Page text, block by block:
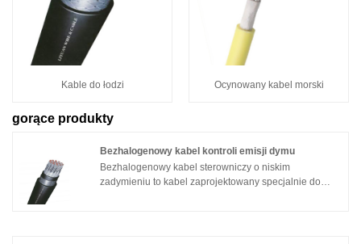
Kable do łodzi Ocynowany kabel morski
gorące produkty
Bezhalogenowy kabel kontroli emisji dymu
Bezhalogenowy kabel sterowniczy o niskim
zadymieniu to kabel zaprojektowany specjalnie do